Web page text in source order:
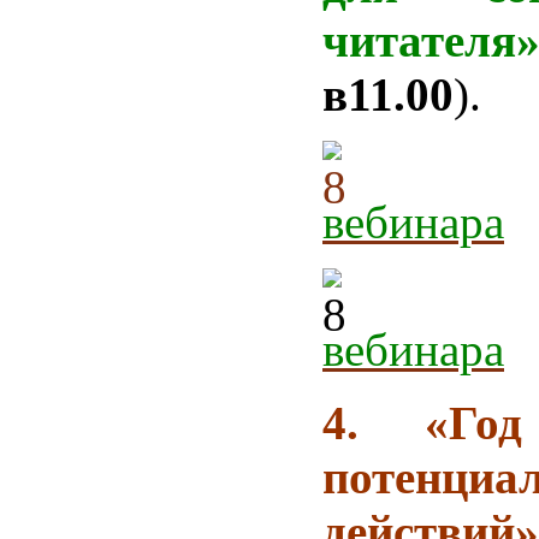
читателя»
в11.00).
вебинара
вебинара
4.